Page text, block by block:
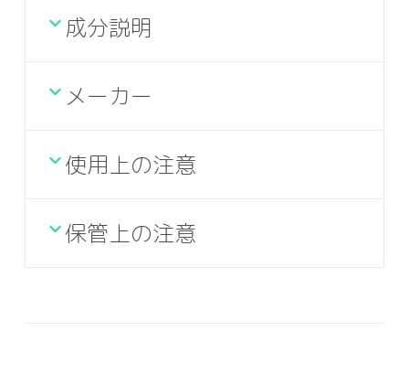
成分説明
メーカー
使用上の注意
保管上の注意